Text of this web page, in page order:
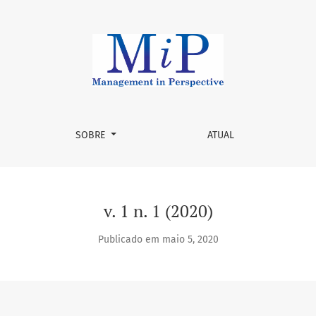
SOBRE ATUAL
v. 1 n. 1 (2020)
Publicado em maio 5, 2020